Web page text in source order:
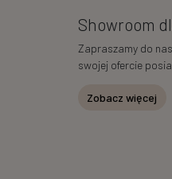
Showroom
Zapraszamy do
swojej ofercie
Zobacz więcej